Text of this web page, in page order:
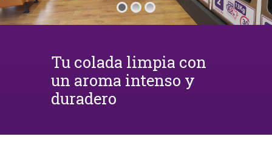
Tu colada limpia con
un aroma intenso y
duradero